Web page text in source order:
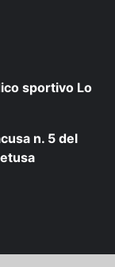
sportivo Lo
n. 5 del